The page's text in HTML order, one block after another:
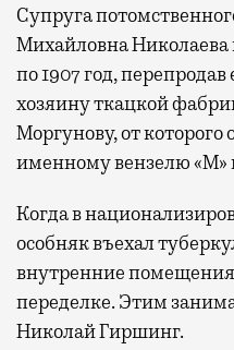
Супруга
Михайловна Николаева
по 1907 год,
хозяину ткацкой
Моргунову, от которого
именному вензелю «М»
Когда в
особняк въехал
внутренние помещения
переделке. Этим
Николай Гиршинг.